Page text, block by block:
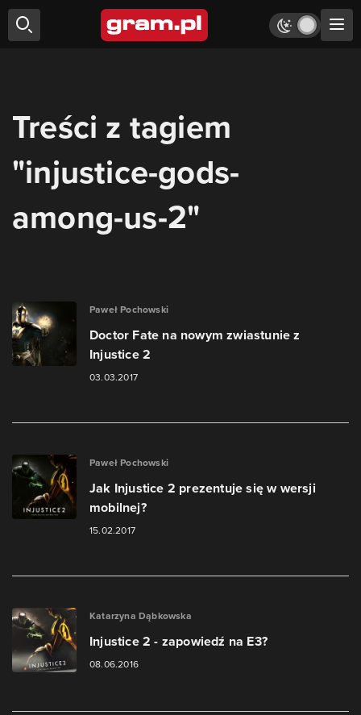
Treści z tagiem
"injustice-gods-
among-us-2"
Paweł Pochowski
Doctor Fate na nowym zwiastunie z
Injustice 2
03.03.2017
Paweł Pochowski
Jak Injustice 2 prezentuje się w wersji
mobilnej?
15.02.2017
Katarzyna Dąbkowska
Injustice 2 - zapowiedź na E3?
08.06.2016